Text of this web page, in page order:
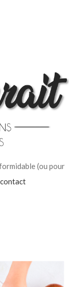
(ou pour